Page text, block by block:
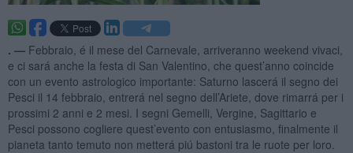
. — Febbraio, é il mese del Carnevale, arriveranno weekend vivaci,
e ci sará anche la festa di San Valentino, che quest’anno coincide
con un evento astrologico importante: Saturno lascerá il segno dei
Pesci il 14 febbraio, entrerá nel segno dell’Ariete, dove rimarrá per i
prossimi 2 anni e 2 mesi. I segni Gemelli, Vergine, Sagittario e
Pesci possono cogliere quest’evento con entusiasmo, finalmente il
pianeta tanto temuto non metterá piú bastoni tra le ruote per loro.